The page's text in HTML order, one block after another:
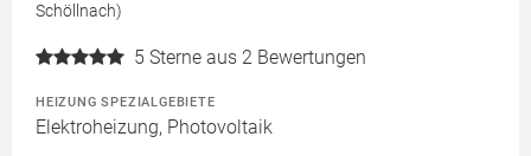
Schöllnach)
5 Sterne aus 2 Bewertungen
HEIZUNG SPEZIALGEBIETE
Elektroheizung, Photovoltaik